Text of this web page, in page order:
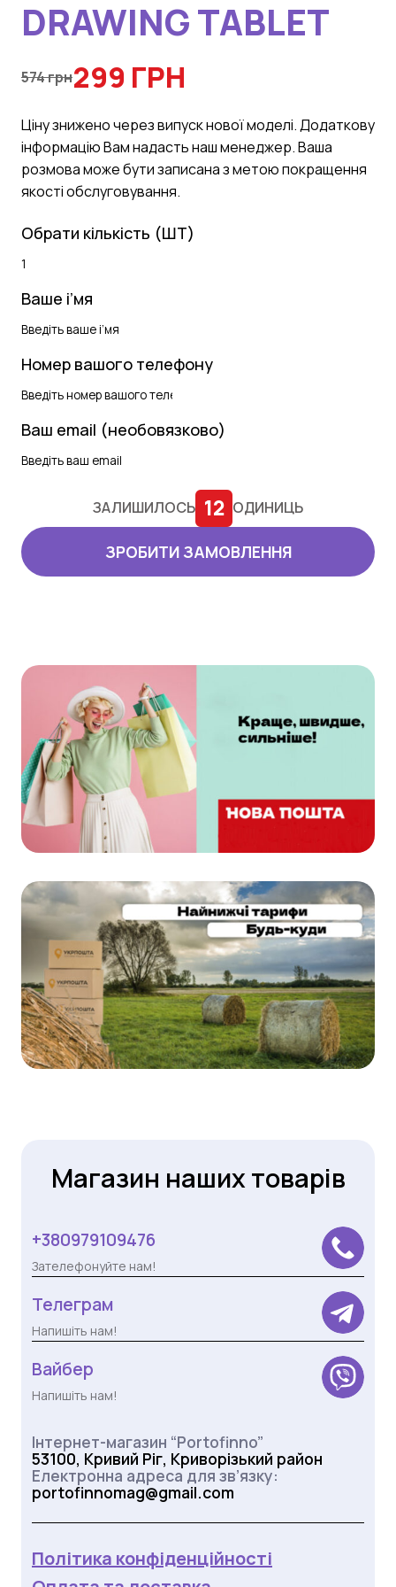
DRAWING TABLET
574 грн299 ГРН
Цiну знижено через випуск нової моделi. Додаткову
iнформацiю Вам надасть наш менеджер. Ваша
розмова може бути записана з метою покращення
якостi обслуговування.
Обрати кількість (ШТ)
Ваше і’мя
Номер вашого телефону
Ваш email (необовязково)
ЗРОБИТИ ЗАМОВЛЕННЯ
ЗАЛИШИЛОСЬ 12 ОДИНИЦЬ
Магазин наших товарів
+380979109476
Зателефонуйте нам!
Телеграм
Напишіть нам!
Вайбер
Напишіть нам!
Інтернет-магазин “Portofinno”
53100, Кривий Ріг, Криворізький район
Електронна адреса для зв’язку:
portofinnomag@gmail.com
Політика конфіденційності